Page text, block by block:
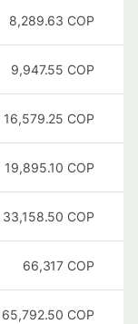
8,289.63 COP
9,947.55 COP
16,579.25 COP
19,895.10 COP
33,158.50 COP
66,317 COP
COP